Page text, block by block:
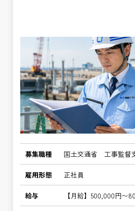
募集職種 国土交通省 工事監督
雇用形態 正社員
給与 【月給】500,000円〜